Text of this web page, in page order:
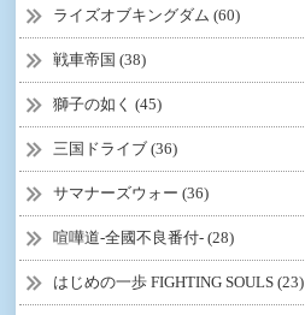
ライズオブキングダム (60)
戦車帝国 (38)
獅子の如く (45)
三国ドライブ (36)
サマナーズウォー (36)
喧嘩道-全國不良番付- (28)
はじめの一歩 FIGHTING SOULS (23)